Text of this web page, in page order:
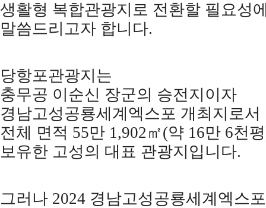
생활형 복합관광지로 전환할 필요성
말씀드리고자 합니다.
당항포관광지는
충무공 이순신 장군의 승전지이자
경남고성공룡세계엑스포 개최지로서
전체 면적 55만 1,902 ㎡(약 16만 6천평
보유한 고성의 대표 관광지입니다.
그러나 2024 경남고성공룡세계엑스